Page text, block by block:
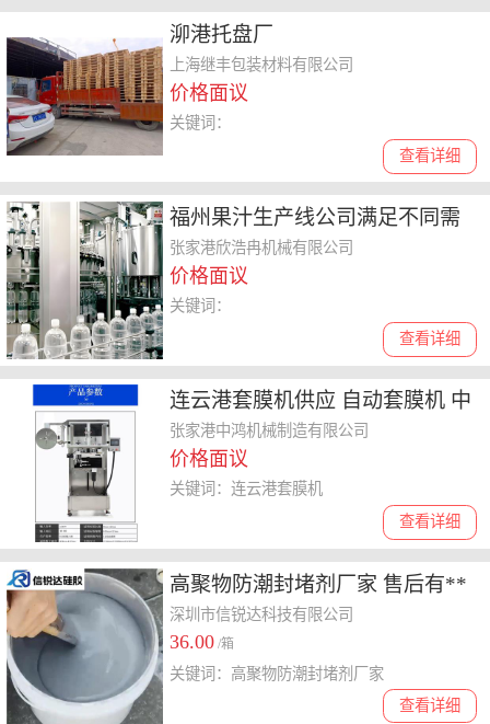
泖港托盘厂
上海继丰包装材料有限公司
价格面议
查看详细
关键词：
福州果汁生产线公司满足不同需
求
张家港欣浩冉机械有限公司
价格面议
查看详细
关键词：
连云港套膜机供应 自动套膜机 中
鸿机械
张家港中鸿机械制造有限公司
价格面议
查看详细
关键词：连云港套膜机
高聚物防潮封堵剂厂家 售后有**
信锐达科技
深圳市信锐达科技有限公司
36.00 /箱
查看详细
关键词：高聚物防潮封堵剂厂家